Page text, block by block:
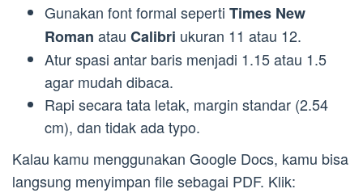
Gunakan font formal seperti Times New
Roman atau Calibri ukuran 11 atau 12.
Atur spasi antar baris menjadi 1.15 atau 1.5
agar mudah dibaca.
Rapi secara tata letak, margin standar (2.54
cm), dan tidak ada typo.
Kalau kamu menggunakan Google Docs, kamu bisa
langsung menyimpan file sebagai PDF. Klik: